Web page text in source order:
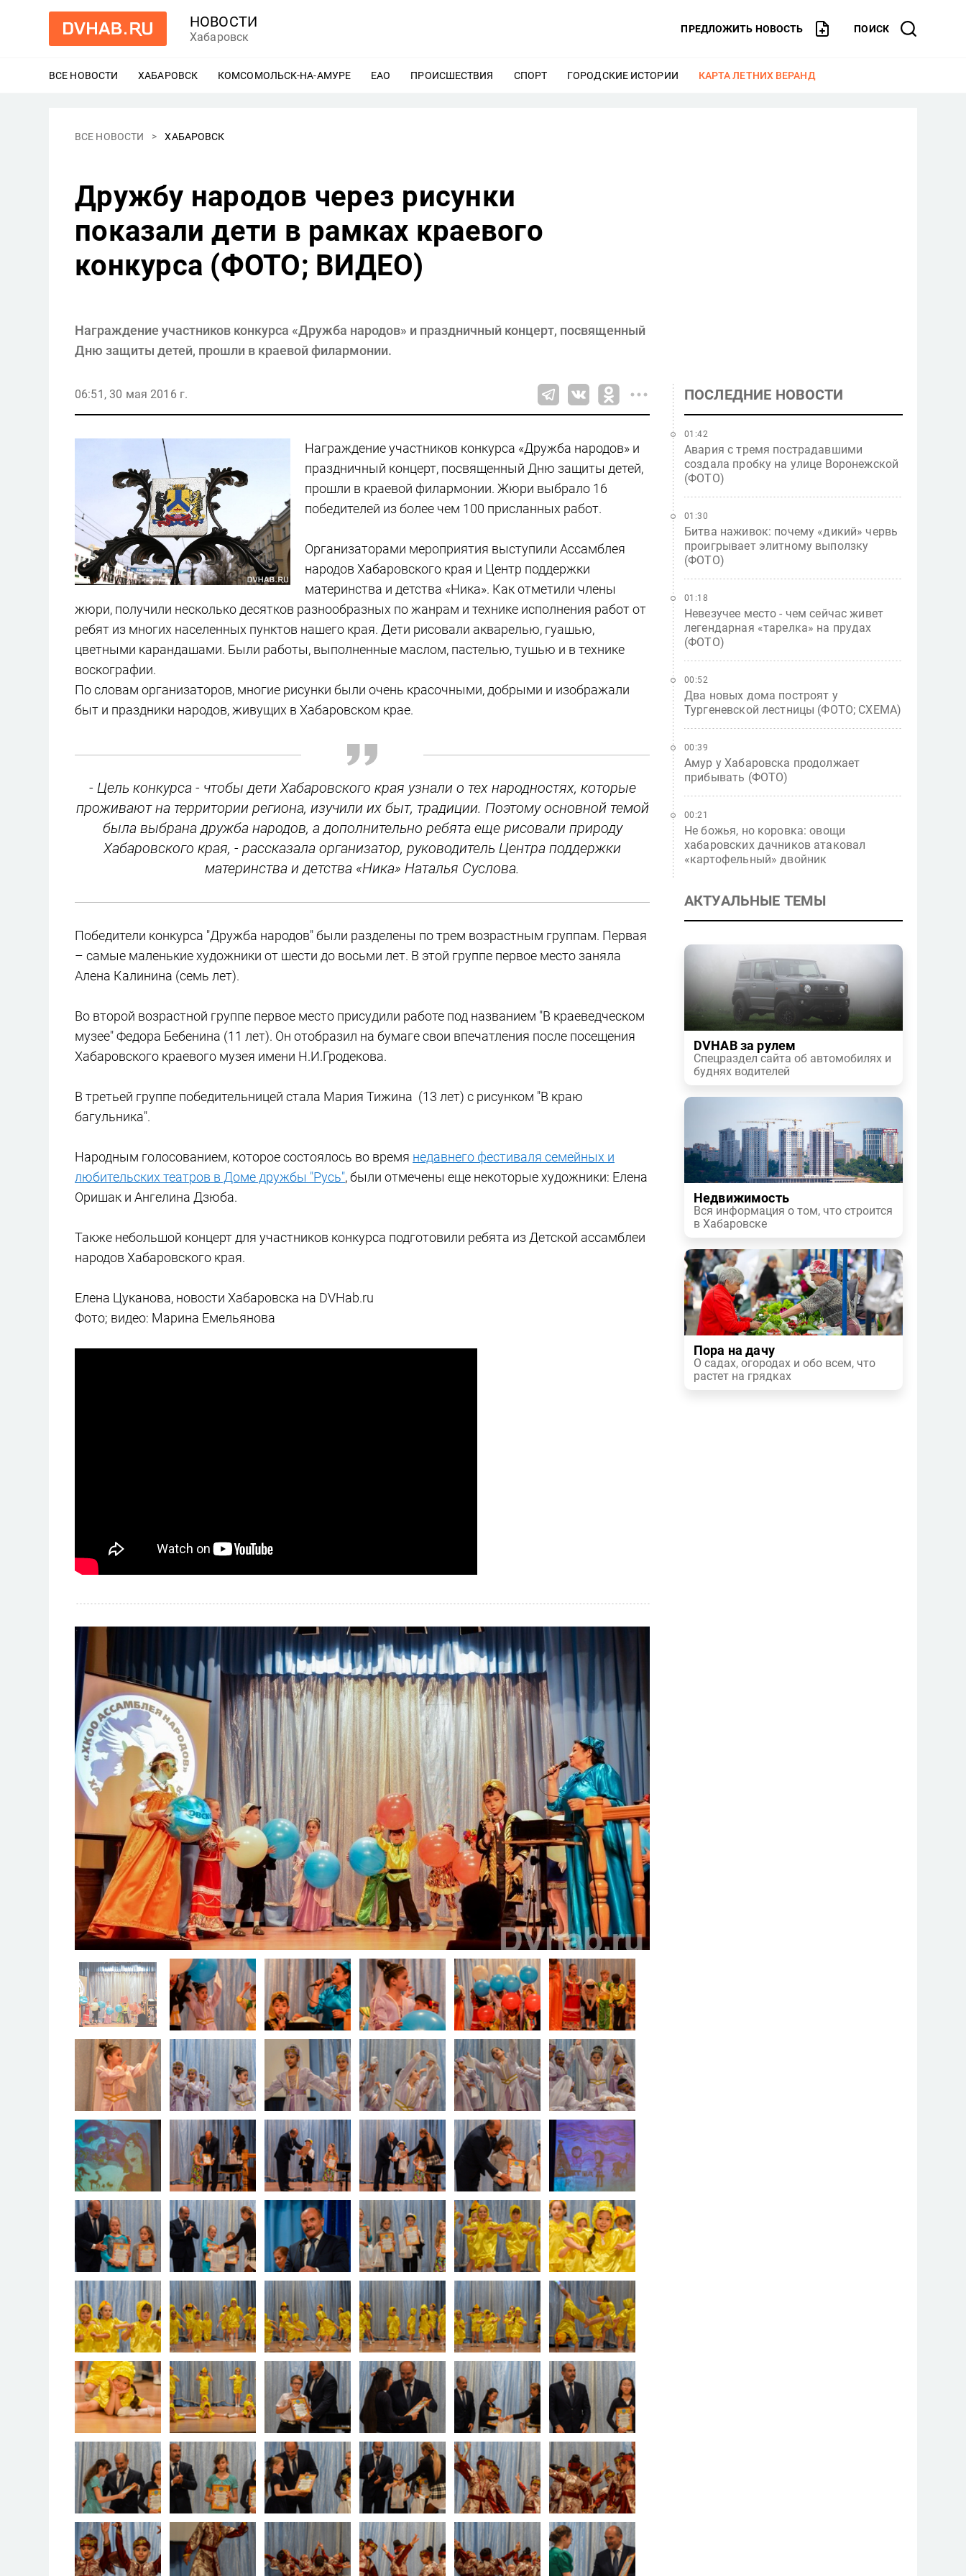
НОВОСТИ
Хабаровск
ПРЕДЛОЖИТЬ НОВОСТЬ ПОИСК
ВСЕ НОВОСТИ ХАБАРОВСК ЕЩЕ
КОМСОМОЛЬСК-НА-АМУРЕ ЕЩЕ
ЕАО ЕЩЕ
ПРОИСШЕСТВИЯ ЕЩЕ
СПОРТ ЕЩЕ
ГОРОДСКИЕ ИСТОРИИ ЕЩЕ
КАРТА ЛЕТНИХ ВЕРАНД
ВСЕ НОВОСТИ ХАБАРОВСК
Дружбу народов через рисунки
показали дети в рамках краевого
конкурса (ФОТО; ВИДЕО)
Награждение участников конкурса «Дружба народов» и праздничный концерт, посвященный
Дню защиты детей, прошли в краевой филармонии.
06:51, 30 мая 2016 г.
Награждение участников конкурса «Дружба народов» и
праздничный концерт, посвященный Дню защиты детей,
прошли в краевой филармонии. Жюри выбрало 16
победителей из более чем 100 присланных работ.
Организаторами мероприятия выступили Ассамблея
народов Хабаровского края и Центр поддержки
материнства и детства «Ника». Как отметили члены
жюри, получили несколько десятков разнообразных по жанрам и технике исполнения работ от
ребят из многих населенных пунктов нашего края. Дети рисовали акварелью, гуашью,
цветными карандашами. Были работы, выполненные маслом, пастелью, тушью и в технике
воскографии.
По словам организаторов, многие рисунки были очень красочными, добрыми и изображали
быт и праздники народов, живущих в Хабаровском крае.
- Цель конкурса - чтобы дети Хабаровского края узнали о тех народностях, которые
проживают на территории региона, изучили их быт, традиции. Поэтому основной темой
была выбрана дружба народов, а дополнительно ребята еще рисовали природу
Хабаровского края, - рассказала организатор, руководитель Центра поддержки
материнства и детства «Ника» Наталья Суслова.
Победители конкурса "Дружба народов" были разделены по трем возрастным группам. Первая
– самые маленькие художники от шести до восьми лет. В этой группе первое место заняла
Алена Калинина (семь лет).
Во второй возрастной группе первое место присудили работе под названием "В краеведческом
музее" Федора Бебенина (11 лет). Он отобразил на бумаге свои впечатления после посещения
Хабаровского краевого музея имени Н.И.Гродекова.
В третьей группе победительницей стала Мария Тижина (13 лет) с рисунком "В краю
багульника".
Народным голосованием, которое состоялось во время недавнего фестиваля семейных и
любительских театров в Доме дружбы "Русь", были отмечены еще некоторые художники: Елена
Оришак и Ангелина Дзюба.
Также небольшой концерт для участников конкурса подготовили ребята из Детской ассамблеи
народов Хабаровского края.
Елена Цуканова, новости Хабаровска на DVHab.ru
Фото; видео: Марина Емельянова
ПОСЛЕДНИЕ НОВОСТИ
Авария с тремя пострадавшими
создала пробку на улице Воронежской
(ФОТО)
01:42
Битва наживок: почему «дикий» червь
проигрывает элитному выползку
(ФОТО)
01:30
Невезучее место - чем сейчас живет
легендарная «тарелка» на прудах
(ФОТО)
01:18
Два новых дома построят у
Тургеневской лестницы (ФОТО; СХЕМА)
00:52
Амур у Хабаровска продолжает
прибывать (ФОТО)
00:39
Не божья, но коровка: овощи
хабаровских дачников атаковал
«картофельный» двойник
00:21
АКТУАЛЬНЫЕ ТЕМЫ
DVHAB за рулем
Спецраздел сайта об автомобилях и
буднях водителей
Недвижимость
Вся информация о том, что строится
в Хабаровске
Пора на дачу
О садах, огородах и обо всем, что
растет на грядках